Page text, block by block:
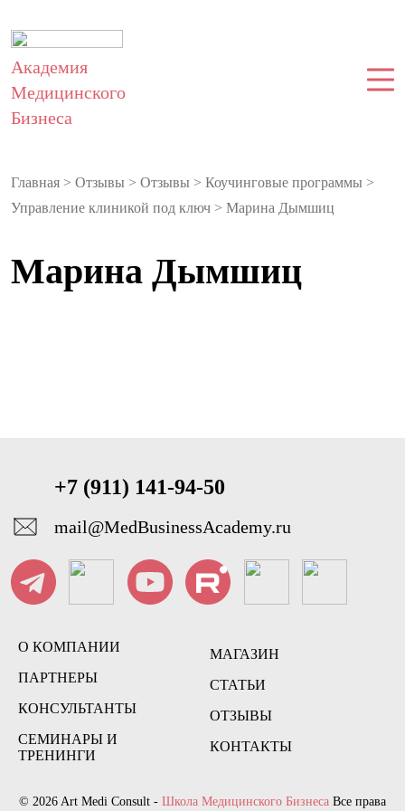
Академия
Медицинского
Бизнеса
Главная > Отзывы > Отзывы > Коучинговые программы >
Управление клиникой под ключ > Марина Дымшиц
Марина Дымшиц
+7 (911) 141-94-50
mail@MedBusinessAcademy.ru
О КОМПАНИИ
ПАРТНЕРЫ
КОНСУЛЬТАНТЫ
СЕМИНАРЫ И
ТРЕНИНГИ
МАГАЗИН
СТАТЬИ
ОТЗЫВЫ
КОНТАКТЫ
© 2026 Art Medi Consult - Школа Медицинского Бизнеса Все права